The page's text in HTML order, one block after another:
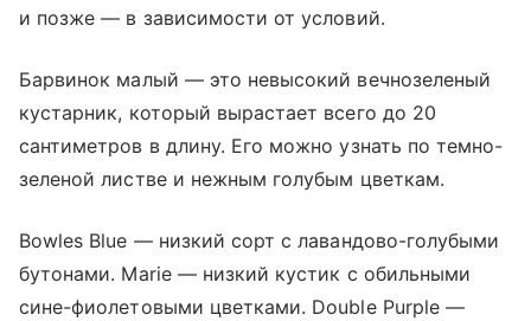
и позже — в зависимости от условий.
Барвинок малый — это невысокий вечнозеленый
кустарник, который вырастает всего до 20
сантиметров в длину. Его можно узнать по темно-
зеленой листве и нежным голубым цветкам.
Bowles Blue — низкий сорт с лавандово-голубыми
бутонами. Marie — низкий кустик с обильными
сине-фиолетовыми цветками. Double Purple —